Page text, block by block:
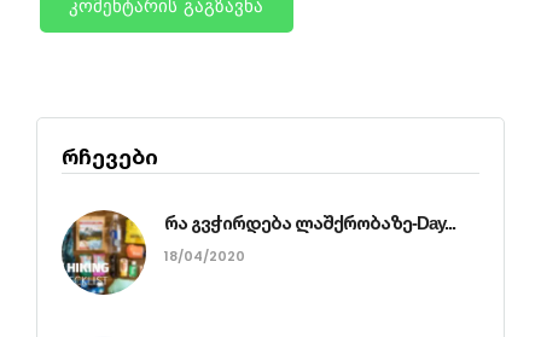
რჩევები
რა გვჭირდება ლაშქრობაზე-Day...
18/04/2020